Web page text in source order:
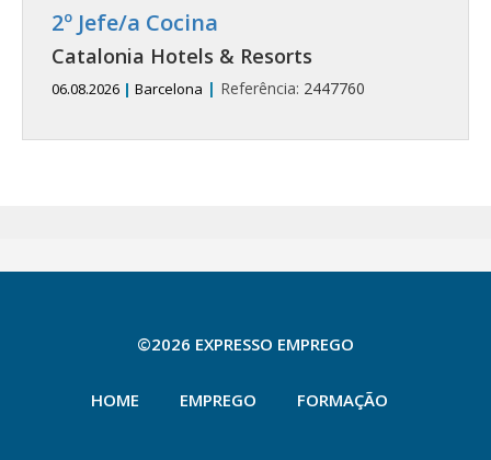
2º Jefe/a Cocina
Catalonia Hotels & Resorts
06.08.2026 | Barcelona | Referência: 2447760
©2026 EXPRESSO EMPREGO
HOME EMPREGO FORMAÇÃO